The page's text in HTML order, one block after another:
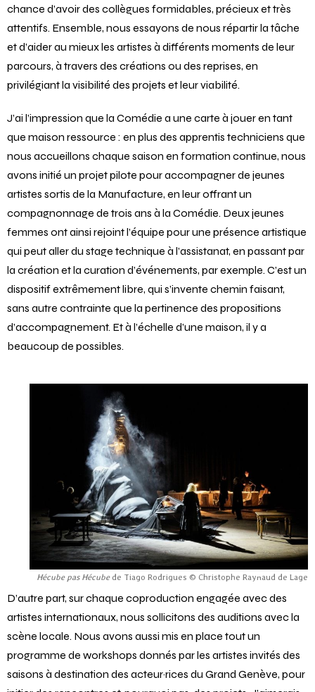
dense et passionnante. C’est un écosystème riche. J’ai la
chance d’avoir des collègues formidables, précieux et très
et d’aider au mieux les artistes à différents moments de leur
parcours, à travers des créations ou des reprises, en
privilégiant la visibilité des projets et leur viabilité.
J’ai l’impression que la Comédie a une carte à jouer en tant
que maison ressource : en plus des apprentis techniciens que
nous accueillons chaque saison en formation continue, nous
avons initié un projet pilote pour accompagner de jeunes
artistes sortis de la Manufacture, en leur offrant un
compagnonnage de trois ans à la Comédie. Deux jeunes
femmes ont ainsi rejoint l’équipe pour une présence artistique
qui peut aller du stage technique à l’assistanat, en passant par
la création et la curation d’événements, par exemple. C’est un
dispositif extrêmement libre, qui s’invente chemin faisant,
sans autre contrainte que la pertinence des propositions
d’accompagnement. Et à l’échelle d’une maison, il y a
Hécube pas Hécubede Tiago Rodrigues © Christophe Raynaud de Lage
D’autre part, sur chaque coproduction engagée avec des
artistes internationaux, nous sollicitons des auditions avec la
scène locale. Nous avons aussi mis en place tout un
programme de workshops donnés par les artistes invités des